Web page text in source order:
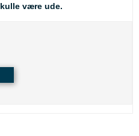
være ude.